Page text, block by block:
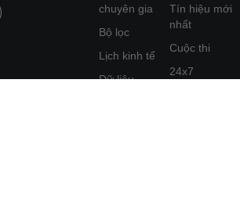
chuyên gia
Bộ lọc
Lịch kinh tế
Dữ liệu
Tín hiệu mới
nhất
Cuộc thi
24x7